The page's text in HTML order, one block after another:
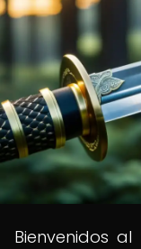
Bienvenidos al